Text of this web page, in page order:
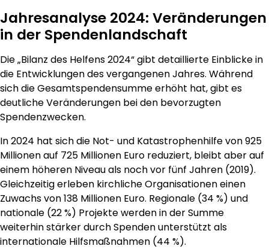
Jahresanalyse 2024: Veränderungen
in der Spendenlandschaft
Die „Bilanz des Helfens 2024“ gibt detaillierte Einblicke in
die Entwicklungen des vergangenen Jahres. Während
sich die Gesamtspendensumme erhöht hat, gibt es
deutliche Veränderungen bei den bevorzugten
Spendenzwecken.
In 2024 hat sich die Not- und Katastrophenhilfe von 925
Millionen auf 725 Millionen Euro reduziert, bleibt aber auf
einem höheren Niveau als noch vor fünf Jahren (2019).
Gleichzeitig erleben kirchliche Organisationen einen
Zuwachs von 138 Millionen Euro. Regionale (34 %) und
nationale (22 %) Projekte werden in der Summe
weiterhin stärker durch Spenden unterstützt als
internationale Hilfsmaßnahmen (44 %).